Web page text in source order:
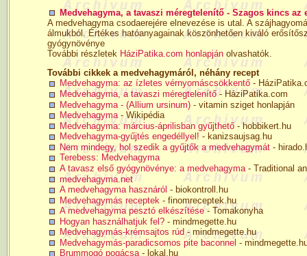
Medvehagyma, a tavaszi méregtelenítő - Szagos kincs az
A medvehagyma csodaerejére elnevezése is utal. A
álmukból. Értékes hatóanyagainak köszönhetően kiváló
gyógynövénye
További részletek HáziPatika.com honlapjánolvashatók.
További cikkek a medvehagymáról, néhány recept
Medvehagyma: az ízletes vérnyomáscsökkentő-
Medvehagyma, a tavaszi méregtelenítő- HáziPatika.com
Medvehagyma - (Allium ursinum)- vitamin sziget honlapján
Medvehagyma- Wikipédia
Medvehagyma: március-áprilisban gyűjthető- hobbikert.hu
Medvehagyma-gyűjtés engedéllyel! - kanizsaujsag.hu
Nem mindegy, hol szedik a gyűjtők a medvehagymát-
Terebess: Medvehagyma
A tavasz első gyógynövénye: a medvehagyma- Traditional
medvehagyma.net
A medvehagyma hasznáról - biokontroll.hu
Medvehagymás receptek - finomreceptek.hu
A medvehagyma pesztó elkészítése - Tomakonyha
Hogyan használhatjuk fel?- mindmegette.hu
Medvehagymás-krémsajtos rúd - mindmegette.hu
Medvehagymás-paradicsomos pite baconnel -
Brummogó pogácsa- lokal.hu